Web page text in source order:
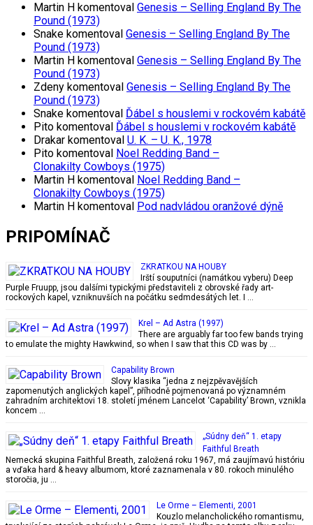
Martin H komentoval Genesis – Selling England By The
Pound (1973)
Snake komentoval Genesis – Selling England By The
Pound (1973)
Martin H komentoval Genesis – Selling England By The
Pound (1973)
Zdeny komentoval Genesis – Selling England By The
Pound (1973)
Snake komentoval Ďábel s houslemi v rockovém kabátě
Pito komentoval Ďábel s houslemi v rockovém kabátě
Drakar komentoval U. K. – U. K., 1978
Pito komentoval Noel Redding Band –
Clonakilty Cowboys (1975)
Martin H komentoval Noel Redding Band –
Clonakilty Cowboys (1975)
Martin H komentoval Pod nadvládou oranžové dýně
PRIPOMÍNAČ
ZKRATKOU NA HOUBY
Irští souputníci (namátkou vyberu) Deep
Purple Fruupp, jsou dalšími typickými představiteli z obrovské řady art-
rockových kapel, vzniknuvších na počátku sedmdesátých let. I …
Krel – Ad Astra (1997)
There are arguably far too few bands trying
to emulate the mighty Hawkwind, so when I saw that this CD was by …
Capability Brown
Slovy klasika “jedna z nejzpěvavějších
zapomenutých anglických kapel”, příhodně pojmenovaná po významném
zahradním architektovi 18. století jménem Lancelot ‘Capability’ Brown, vznikla
koncem …
„Súdny deň“ 1. etapy
Faithful Breath
Nemecká skupina Faithful Breath, založená roku 1967, má zaujímavú históriu
a vďaka hard & heavy albumom, ktoré zaznamenala v 80. rokoch minulého
storočia, ju …
Le Orme – Elementi, 2001
Kouzlo melancholického romantismu,